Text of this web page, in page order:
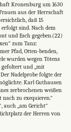
Kronenburg um 1630
aus der Herrschaft
daß 15
sind. Nach dem
und Esch gegeben.(22)
zum Tanz:
Pfad, Otten-benden,
wurden wegen Tötens
gefoltert und „mit
Nadelprobe folgte der
Karl Guthausen
zerbrochenen weißen
zu exequieren."
auch „am Gericht"
der Herren von